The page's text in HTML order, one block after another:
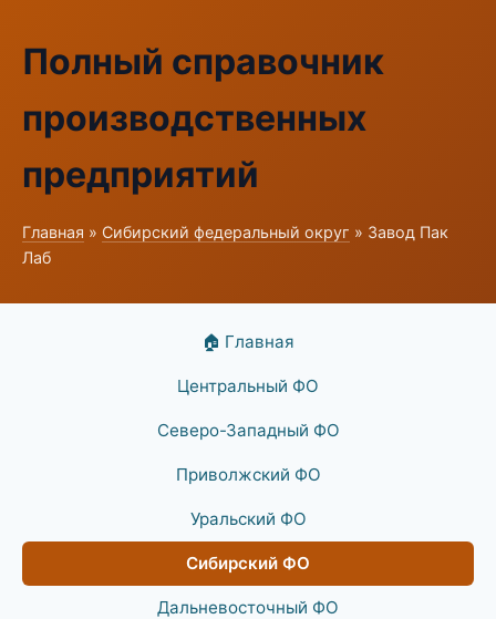
Полный справочник
производственных
предприятий
Главная » Сибирский федеральный округ » Завод Пак
Лаб
🏠 Главная
Центральный ФО
Северо-Западный ФО
Приволжский ФО
Уральский ФО
Сибирский ФО
Дальневосточный ФО